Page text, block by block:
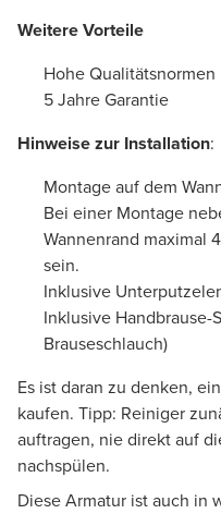
Weitere Vorteile
Hohe Qualitätsnormen
5 Jahre Garantie
Hinweise zur Installation:
Montage auf dem
Bei einer Montage
Wannenrand maximal
sein.
Inklusive
Inklusive Handbrause-
Brauseschlauch)
Es ist daran zu denken,
kaufen. Tipp: Reiniger
auftragen, nie direkt auf
nachspülen.
Diese Armatur ist auch in